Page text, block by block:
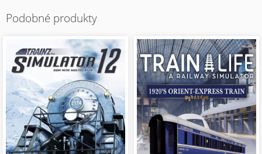
Podobné produkty